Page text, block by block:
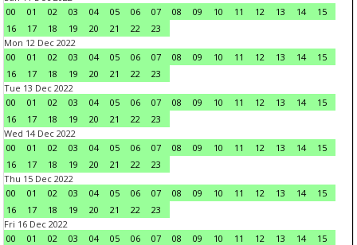
00
01 02 03 04 05 06 07 08 09 10 11 12 13 14
15
16
17 18 19 20 21 22
23
Mon 12 Dec 2022
00
01 02 03 04 05 06 07 08 09 10 11 12 13 14
15
16
17 18 19 20 21 22
23
Tue 13 Dec 2022
00
01 02 03 04 05 06 07 08 09 10 11 12 13 14
15
16
17 18 19 20 21 22
23
Wed 14 Dec 2022
00
01 02 03 04 05 06 07 08 09 10 11 12 13 14
15
16
17 18 19 20 21 22
23
Thu 15 Dec 2022
00
01 02 03 04 05 06 07 08 09 10 11 12 13 14
15
16
17 18 19 20 21 22
23
Fri 16 Dec 2022
00
01 02 03 04 05 06 07 08 09 10 11 12 13 14
15